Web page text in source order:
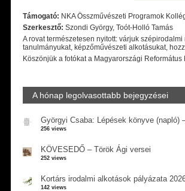
Támogató: NKA Összművészeti Programok
Szerkesztő: Szondi György, Toót-Holló Tamás
A rovat természetesen nyitott: várjuk szépirodalmi
tanulmányukat, képzőművészeti alkotásukat,
Köszönjük a fotókat a Magyarországi Református
A hónap legolvasottabb bejegyzései
Györgyi Csaba: Lépések könyve (napló)
256 views
KÖVESEDŐ – Török Ági versei
252 views
Kortárs irodalmi alkotások pályázata
142 views